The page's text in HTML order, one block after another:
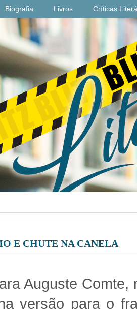
Biografia Livros Críticas
E CHUTE NA CANELA
Auguste
versão para o